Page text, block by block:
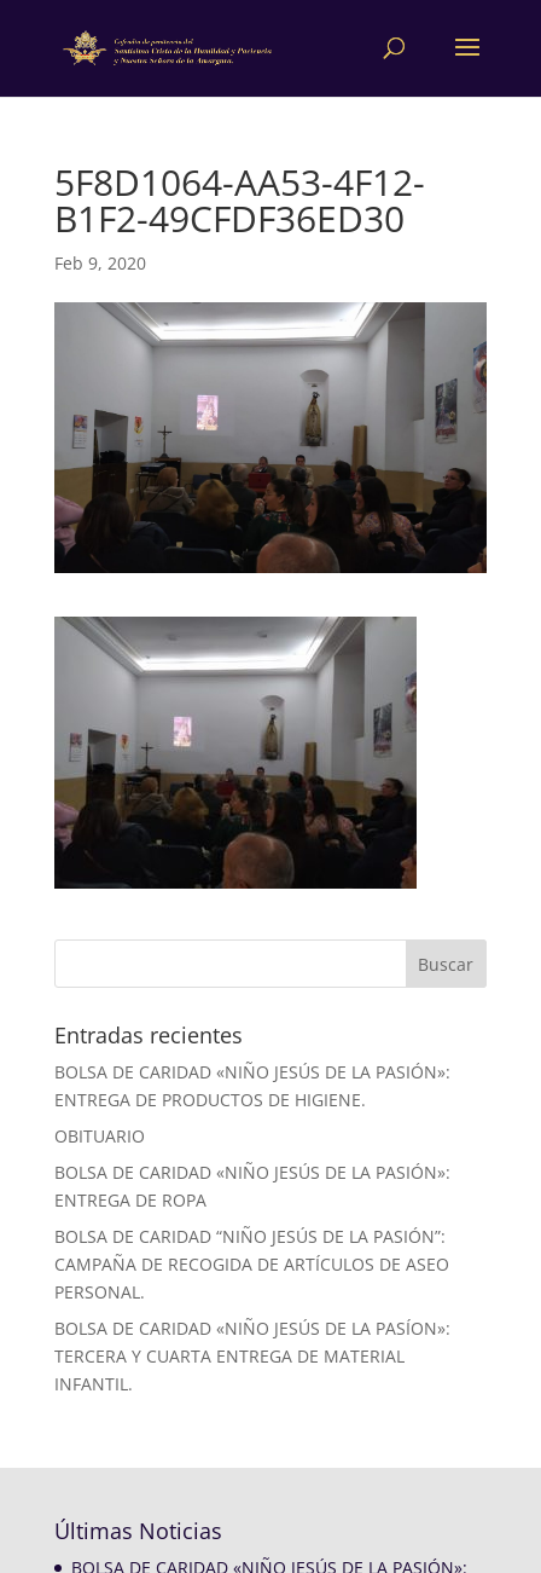
5F8D1064-AA53-4F12-
B1F2-49CFDF36ED30
Feb 9, 2020
Entradas recientes
BOLSA DE CARIDAD «NIÑO JESÚS DE LA PASIÓN»:
ENTREGA DE PRODUCTOS DE HIGIENE.
OBITUARIO
BOLSA DE CARIDAD «NIÑO JESÚS DE LA PASIÓN»:
ENTREGA DE ROPA
BOLSA DE CARIDAD “NIÑO JESÚS DE LA PASIÓN”:
CAMPAÑA DE RECOGIDA DE ARTÍCULOS DE ASEO
PERSONAL.
BOLSA DE CARIDAD «NIÑO JESÚS DE LA PASÍON»:
TERCERA Y CUARTA ENTREGA DE MATERIAL
INFANTIL.
Últimas Noticias
BOLSA DE CARIDAD «NIÑO JESÚS DE LA PASIÓN»: